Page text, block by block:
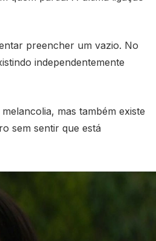
preencher um vazio. No
independentemente
mas também existe
sem sentir que está